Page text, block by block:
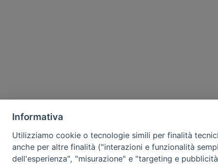
Informativa
Utilizziamo cookie o tecnologie simili per finalità
anche per altre finalità ("interazioni e funzionalità
dell'esperienza", "misurazione" e "targeting e